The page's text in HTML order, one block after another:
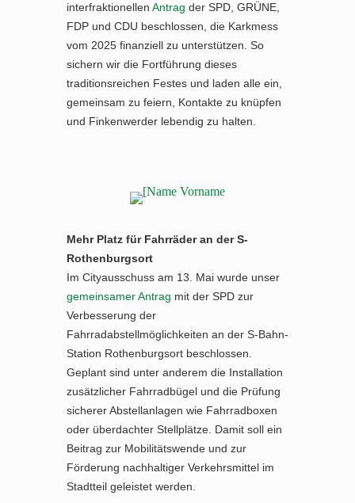
interfraktionellen Antrag der SPD, GRÜNE,
FDP und CDU beschlossen, die Karkmess
vom 2025 finanziell zu unterstützen. So
sichern wir die Fortführung dieses
traditionsreichen Festes und laden alle ein,
gemeinsam zu feiern, Kontakte zu knüpfen
und Finkenwerder lebendig zu halten.
Mehr Platz für Fahrräder an der S-
Rothenburgsort
Im Cityausschuss am 13. Mai wurde unser
gemeinsamer Antrag mit der SPD zur
Verbesserung der
Fahrradabstellmöglichkeiten an der S-Bahn-
Station Rothenburgsort beschlossen.
Geplant sind unter anderem die Installation
zusätzlicher Fahrradbügel und die Prüfung
sicherer Abstellanlagen wie Fahrradboxen
oder überdachter Stellplätze. Damit soll ein
Beitrag zur Mobilitätswende und zur
Förderung nachhaltiger Verkehrsmittel im
Stadtteil geleistet werden.